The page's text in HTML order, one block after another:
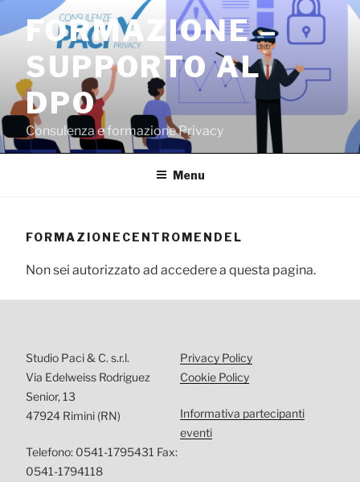
contenuto
FORMAZIONE –
SUPPORTO AL
DPO
Consulenza e formazione Privacy
Menu
FORMAZIONECENTROMENDEL
Non sei autorizzato ad accedere a questa pagina.
Studio Paci & C. s.r.l.
Via Edelweiss Rodriguez
Senior, 13
47924 Rimini (RN)
Telefono: 0541-1795431 Fax:
0541-1794118
Privacy Policy
Cookie Policy
Informativa partecipanti
eventi